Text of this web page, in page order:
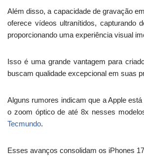
Além disso, a capacidade de gravação
oferece vídeos ultranítidos, capturando
proporcionando uma experiência visual
Isso é uma grande vantagem para
buscam qualidade excepcional em suas
Alguns rumores indicam que a Apple
o zoom óptico de até 8x nesses
Tecmundo.
Esses avanços consolidam os iPhones